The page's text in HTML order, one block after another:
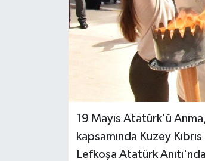
19 Mayıs Atatürk'ü
kapsamında Kuzey
Lefkoşa Atatürk
Nöbetçi Eczaneler
ÖZEL HABER